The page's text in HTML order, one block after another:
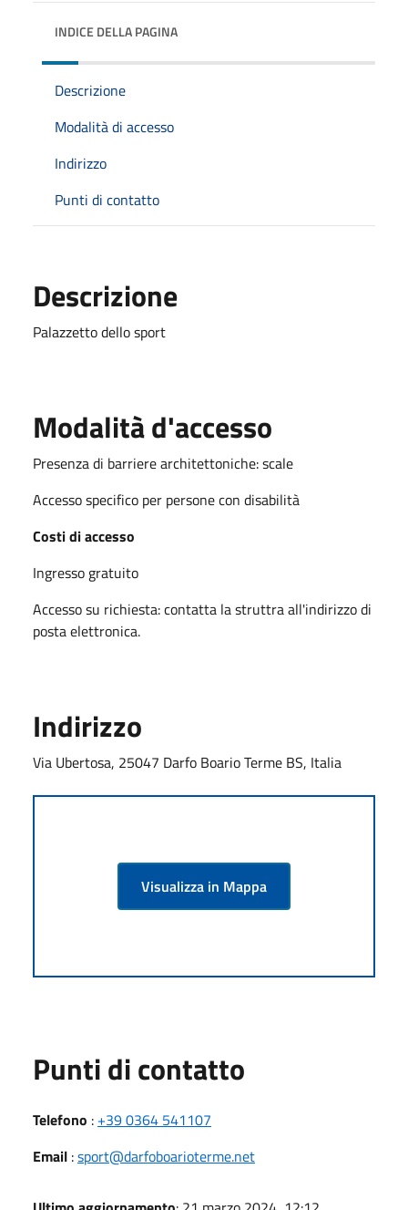
INDICE DELLA PAGINA
Descrizione
Modalità di accesso
Indirizzo
Punti di contatto
Descrizione
Palazzetto dello sport
Modalità d'accesso
Presenza di barriere architettoniche: scale
Accesso specifico per persone con disabilità
Costi di accesso
Ingresso gratuito
Accesso su richiesta: contatta la struttra all'indirizzo di
posta elettronica.
Indirizzo
Via Ubertosa, 25047 Darfo Boario Terme BS, Italia
Visualizza in Mappa
Punti di contatto
Telefono : +39 0364 541107
Email :sport@darfoboarioterme.net